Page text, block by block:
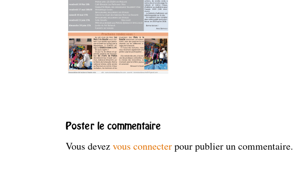
Poster le commentaire
Vous devezvous connecterpour publier un commentaire.